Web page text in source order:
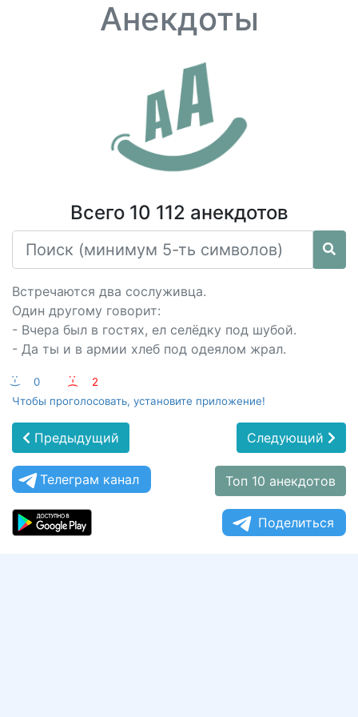
Анекдоты
Всего 10 112 анекдотов
Встречаются два сослуживца.
Один другому говорит:
- Вчера был в гостях, ел селёдку под шубой.
- Да ты и в армии хлеб под одеялом жрал.
:-) 0 :-(
2
Чтобы проголосовать, установите приложение!
Предыдущий Следующий
Телеграм канал Топ 10 анекдотов
Поделиться